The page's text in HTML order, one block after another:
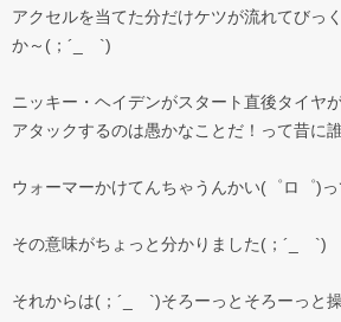
アクセルを当てた分だけケツが流れてびっ
か～(；´_ゝ`)
ニッキー・ヘイデンがスタート直後タイヤ
アタックするのは愚かなことだ！って昔に
ウォーマーかけてんちゃうんかい(゜ロ゜)
その意味がちょっと分かりました(；´_ゝ`)
それからは(；´_ゝ`)そろーっとそろーっと